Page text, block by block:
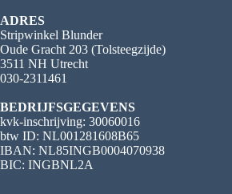
ADRES
Stripwinkel Blunder
Oude Gracht 203 (Tolsteegzijde)
3511 NH Utrecht
030-2311461
BEDRIJFSGEGEVENS
kvk-inschrijving: 30060016
btw ID: NL001281608B65
IBAN: NL85INGB0004070938
BIC: INGBNL2A